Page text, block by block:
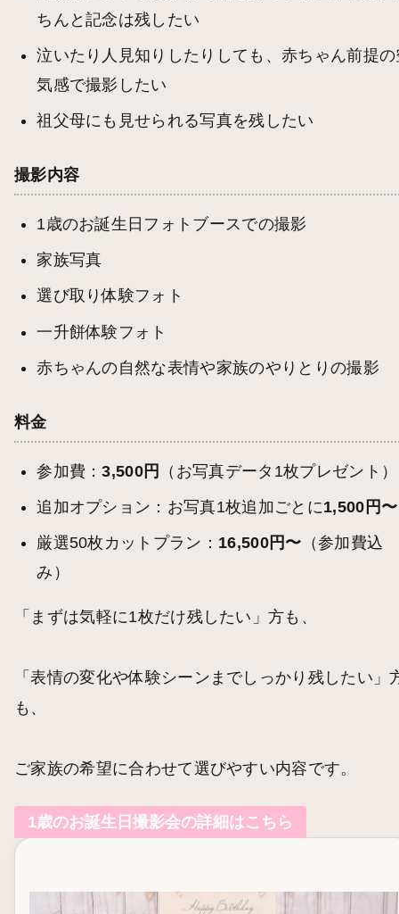
ちんと記念は残したい
泣いたり人見知りしたりしても、赤ちゃん前提の
気感で撮影したい
祖父母にも見せられる写真を残したい
撮影内容
1歳のお誕生日フォトブースでの撮影
家族写真
選び取り体験フォト
一升餅体験フォト
赤ちゃんの自然な表情や家族のやりとりの撮影
料金
参加費：3,500円 （お写真データ1枚プレゼント）
追加オプション：お写真1枚追加ごとに1,500円〜
厳選50枚カットプラン： 16,500円〜 （参加費込
み）
「まずは気軽に1枚だけ残したい」方も、
「表情の変化や体験シーンまでしっかり残したい」
も、
ご家族の希望に合わせて選びやすい内容です。
1歳のお誕生日撮影会の詳細はこちら